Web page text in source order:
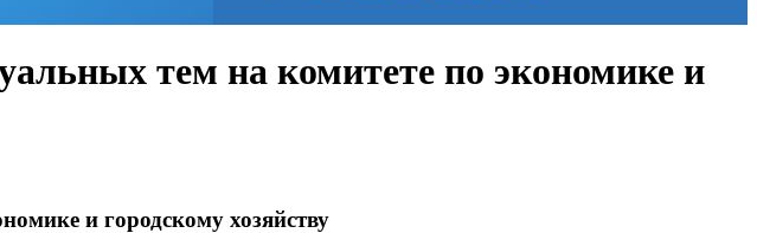
тем на комитете по экономике и
и городскому хозяйству